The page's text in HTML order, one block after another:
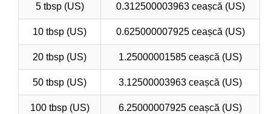
5 tbsp (US) 0.312500003963 ceașcă (US)
10 tbsp (US) 0.625000007925 ceașcă (US)
20 tbsp (US) 1.25000001585 ceașcă (US)
50 tbsp (US) 3.12500003963 ceașcă (US)
100 tbsp (US) 6.25000007925 ceașcă (US)